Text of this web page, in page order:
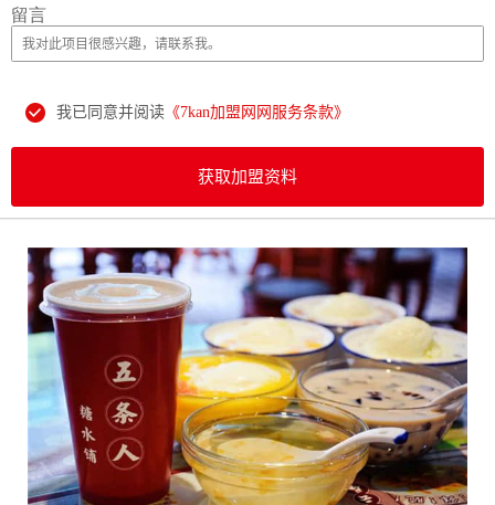
留言
我已同意并阅读 《7kan加盟网网服务条款》
获取加盟资料